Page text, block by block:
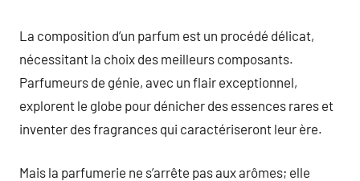
La composition d’un parfum est un procédé délicat,
nécessitant la choix des meilleurs composants.
Parfumeurs de génie, avec un flair exceptionnel,
explorent le globe pour dénicher des essences rares et
inventer des fragrances qui caractériseront leur ère.
Mais la parfumerie ne s’arrête pas aux arômes; elle